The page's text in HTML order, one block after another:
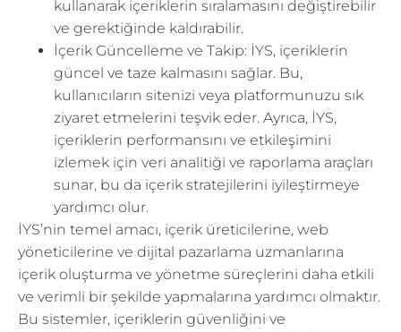
kullanarak içeriklerin sıralamasını değiştirebilir
ve gerektiğinde kaldırabilir.
İçerik Güncelleme ve Takip: İYS, içeriklerin
güncel ve taze kalmasını sağlar. Bu,
kullanıcıların sitenizi veya platformunuzu sık
ziyaret etmelerini teşvik eder. Ayrıca, İYS,
içeriklerin performansını ve etkileşimini
izlemek için veri analitiği ve raporlama araçları
sunar, bu da içerik stratejilerini iyileştirmeye
yardımcı olur.
İYS’nin temel amacı, içerik üreticilerine, web
yöneticilerine ve dijital pazarlama uzmanlarına
içerik oluşturma ve yönetme süreçlerini daha etkili
ve verimli bir şekilde yapmalarına yardımcı olmaktır.
Bu sistemler, içeriklerin güvenliğini ve